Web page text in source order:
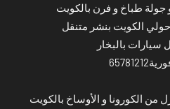
طباخ و فرن بالكويت
الكويت بنشر متنقل
بالبخار
من الكورونا و الأوساخ بالكويت